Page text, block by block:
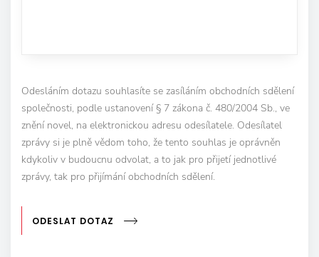
Odesláním dotazu souhlasíte se zasíláním obchodních sdělení
společnosti, podle ustanovení § 7 zákona č. 480/2004 Sb., ve
znění novel, na elektronickou adresu odesílatele. Odesílatel
zprávy si je plně vědom toho, že tento souhlas je oprávněn
kdykoliv v budoucnu odvolat, a to jak pro přijetí jednotlivé
zprávy, tak pro přijímání obchodních sdělení.
ODESLAT DOTAZ